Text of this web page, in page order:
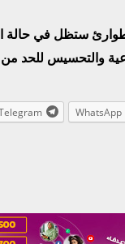
ستظل في
والتحسيس للحد
WhatsApp